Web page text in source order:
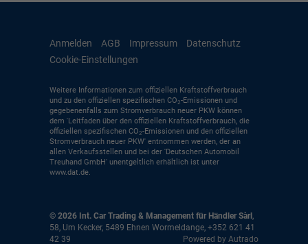
Anmelden AGB Impressum
Datenschutz
Cookie-Einstellungen
Weitere Informationen zum offiziellen Kraftstoffverbrauch
und zu den offiziellen spezifischen CO2-Emissionen und
gegebenenfalls zum Stromverbrauch neuer PKW können
dem 'Leitfaden über den offiziellen Kraftstoffverbrauch, die
offiziellen spezifischen CO2-Emissionen und den offiziellen
Stromverbrauch neuer PKW' entnommen werden, der an
allen Verkaufsstellen und bei der 'Deutschen Automobil
Treuhand GmbH' unentgeltlich erhältlich ist unter
www.dat.de.
© 2026 Int. Car Trading & Management für Händler Sàrl ,
58, Um Kecker, 5489 Ehnen Wormeldange, +352 621 41
42 39
Powered by Autrado